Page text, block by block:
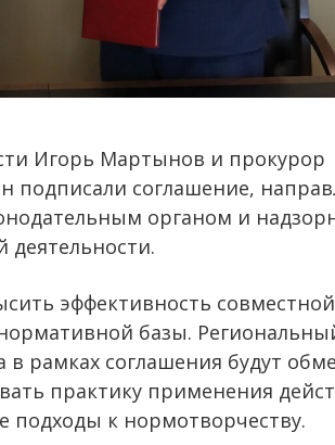
Игорь Мартынов и прокурор
подписали соглашение,
органом и
деятельности.
эффективность
базы.
рамках соглашения будут
практику применения
подходы к нормотворчеству.